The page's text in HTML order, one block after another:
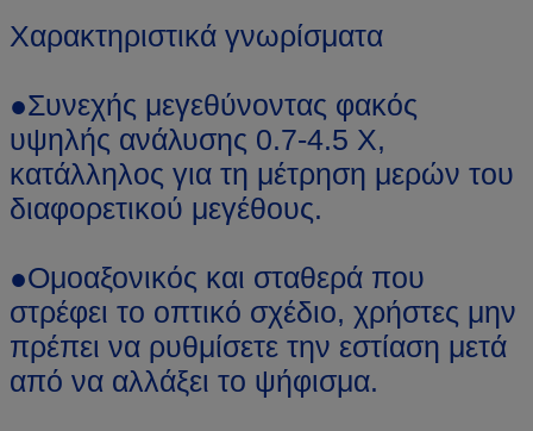
Χαρακτηριστικά γνωρίσματα
●Συνεχής μεγεθύνοντας φακός
υψηλής ανάλυσης 0.7-4.5 Χ,
κατάλληλος για τη μέτρηση μερών του
διαφορετικού μεγέθους.
●Ομοαξονικός και σταθερά που
στρέφει το οπτικό σχέδιο, χρήστες μην
πρέπει να ρυθμίσετε την εστίαση μετά
από να αλλάξει το ψήφισμα.